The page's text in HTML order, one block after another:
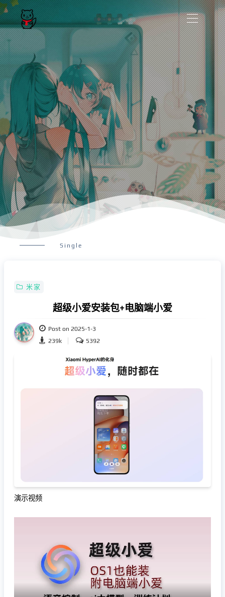
Single
米家
超级小爱安装包+电脑端小爱
Post on 2025-1-3
239k
5392
演示视频